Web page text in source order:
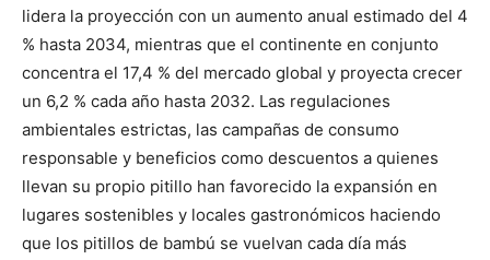
lidera la proyección con un aumento anual estimado del 4
% hasta 2034, mientras que el continente en conjunto
concentra el 17,4 % del mercado global y proyecta crecer
un 6,2 % cada año hasta 2032. Las regulaciones
ambientales estrictas, las campañas de consumo
responsable y beneficios como descuentos a quienes
llevan su propio pitillo han favorecido la expansión en
lugares sostenibles y locales gastronómicos haciendo
que los pitillos de bambú se vuelvan cada día más